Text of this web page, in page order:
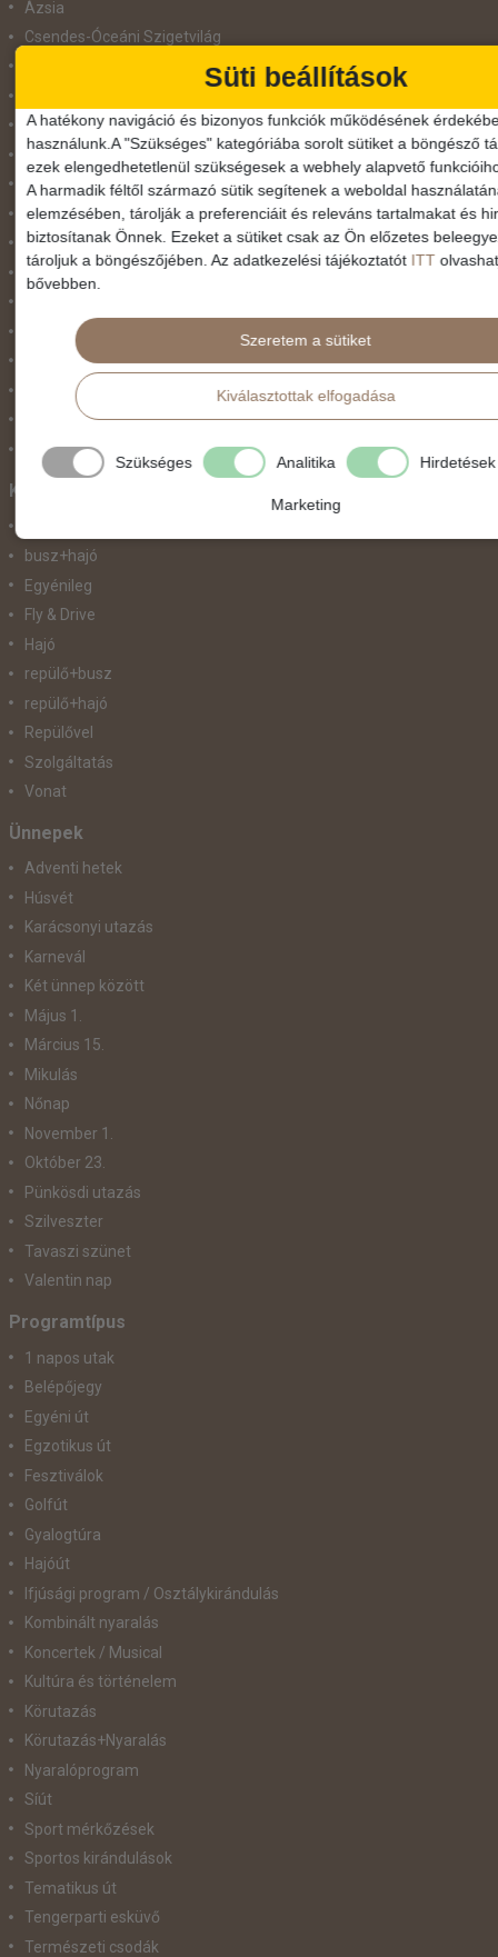
Ázsia
Csendes-Óceáni Szigetvilág
Dél-Európa
Észak-Afrika
Észak-Amerika
Észak-Európa
Hajóutak
Kelet-Európa
Közép-Amerika
Közép-Európa
Nyugat-Afrika
Nyugat-Európa
Világ körüli körutazás
Közlekedés
busz+hajó
Egyénileg
Fly & Drive
Hajó
repülő+busz
repülő+hajó
Repülővel
Szolgáltatás
Vonat
Ünnepek
Adventi hetek
Húsvét
Karácsonyi utazás
Karnevál
Két ünnep között
Május 1.
Március 15.
Mikulás
Nőnap
November 1.
Október 23.
Pünkösdi utazás
Szilveszter
Tavaszi szünet
Valentin nap
Programtípus
1 napos utak
Belépőjegy
Egyéni út
Egzotikus út
Fesztiválok
Golfút
Gyalogtúra
Hajóút
Ifjúsági program / Osztálykirándulás
Kombinált nyaralás
Koncertek / Musical
Kultúra és történelem
Körutazás
Körutazás+Nyaralás
Nyaralóprogram
Síút
Sport mérkőzések
Sportos kirándulások
Tematikus út
Tengerparti esküvő
Természeti csodák
Süti beállítások
A hatékony navigáció és bizonyos funkciók működésének
használunk.A "Szükséges" kategóriába sorolt sütiket a böngésző
ezek elengedhetetlenül szükségesek a webhely alapvető
A harmadik féltől származó sütik segítenek a weboldal
elemzésében, tárolják a preferenciáit és releváns tartalmakat és
biztosítanak Önnek. Ezeket a sütiket csak az Ön előzetes
tároljuk a böngészőjében. Az adatkezelési tájékoztatót ITT
bővebben.
Szeretem a sütiket
Kiválasztottak elfogadása
Szükséges Analitika Hirdetések
Marketing